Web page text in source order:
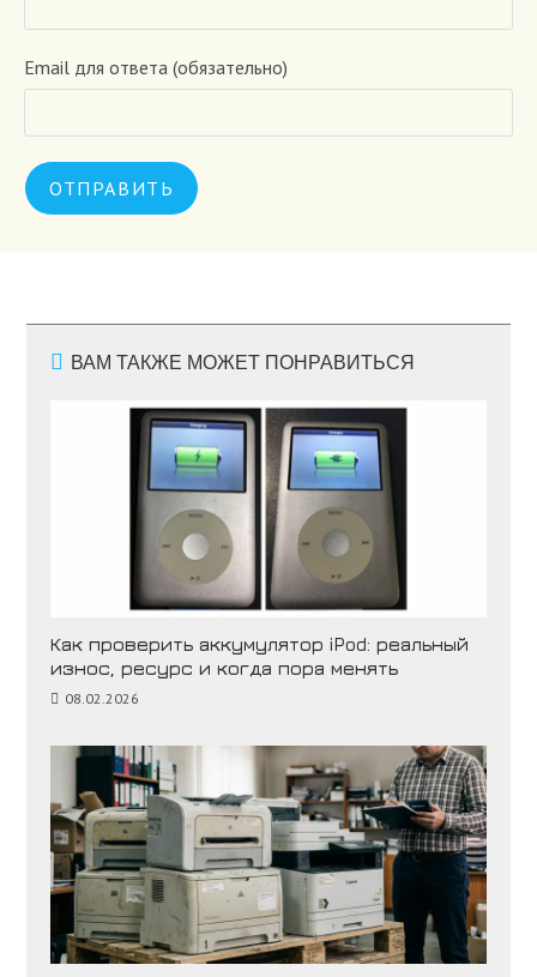
Email для ответа (обязательно)
ВАМ ТАКЖЕ МОЖЕТ ПОНРАВИТЬСЯ
Как проверить аккумулятор iPod: реальный
износ, ресурс и когда пора менять
08.02.2026